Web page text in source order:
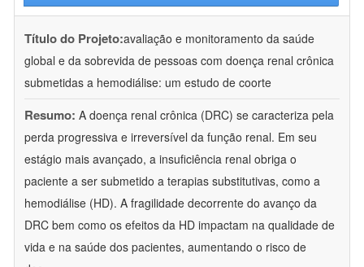
Título do Projeto:avaliação e monitoramento da saúde
global e da sobrevida de pessoas com doença renal crônica
submetidas a hemodiálise: um estudo de coorte
Resumo: A doença renal crônica (DRC) se caracteriza pela
perda progressiva e irreversível da função renal. Em seu
estágio mais avançado, a insuficiência renal obriga o
paciente a ser submetido a terapias substitutivas, como a
hemodiálise (HD). A fragilidade decorrente do avanço da
DRC bem como os efeitos da HD impactam na qualidade de
vida e na saúde dos pacientes, aumentando o risco de